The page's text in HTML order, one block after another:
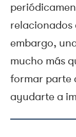
relacionados
embargo,
mucho más
formar parte
ayudarte a